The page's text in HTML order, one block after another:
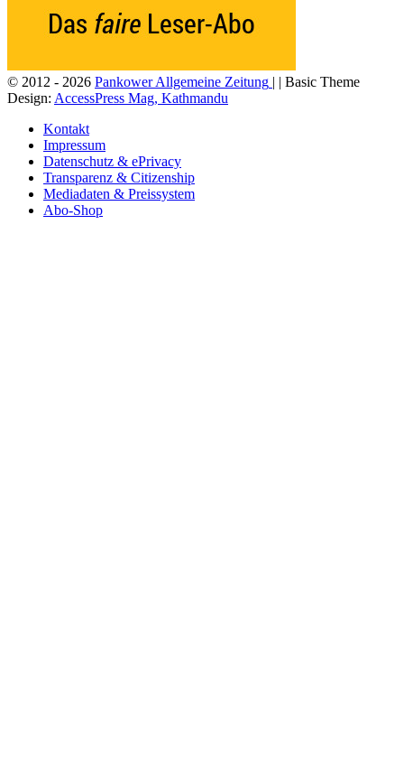
© 2012 - 2026 Pankower Allgemeine Zeitung | | Basic Theme
Design: AccessPress Mag, Kathmandu
Kontakt
Impressum
Datenschutz & ePrivacy
Transparenz & Citizenship
Mediadaten & Preissystem
Abo-Shop